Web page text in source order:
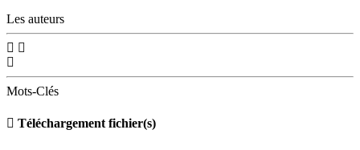
Africa
Les auteurs
Mots-Clés
Téléchargement fichier(s)